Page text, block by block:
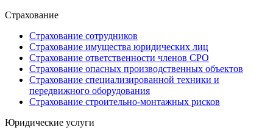
Страхование
Страхование сотрудников
Страхование имущества юридических лиц
Страхование ответственности членов СРО
Страхование опасных производственных объектов
Страхование специализированной техники и
передвижного оборудования
Страхование строительно-монтажных рисков
Юридические услуги